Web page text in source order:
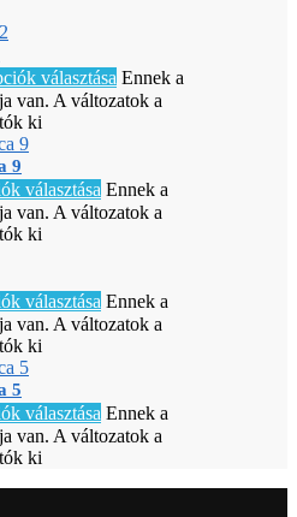
választása Ennek a
van. A változatok a
ki
9
választása Ennek a
van. A változatok a
ki
választása Ennek a
van. A változatok a
ki
5
választása Ennek a
van. A változatok a
ki